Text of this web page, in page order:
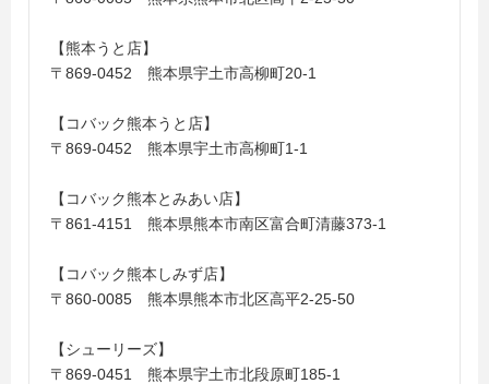
【熊本うと店】
〒869-0452 熊本県宇土市高柳町20-1
【コバック熊本うと店】
〒869-0452 熊本県宇土市高柳町1-1
【コバック熊本とみあい店】
〒861-4151 熊本県熊本市南区富合町清藤373-1
【コバック熊本しみず店】
〒860-0085 熊本県熊本市北区高平2-25-50
【シューリーズ】
〒869-0451 熊本県宇土市北段原町185-1